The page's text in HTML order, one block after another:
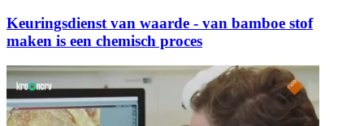
Keuringsdienst van waarde - van bamboe stof
maken is een chemisch proces